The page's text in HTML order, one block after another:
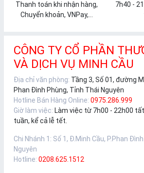
Thanh toán khi nhận hàng,
Chuyển khoản, VNPay,...
7h40 -
CÔNG TY CỔ PHẦN
VÀ DỊCH VỤ MINH CẦU
Địa chỉ văn phòng: Tầng 3, Số 01, đường
Phan Đình Phùng, Tỉnh Thái Nguyên
Hotline Bán Hàng Online: 0975.286.999
Giờ làm việc: Làm việc từ 7h00 - 22h00
tuần, kể cả lễ tết.
Chi Nhánh 1 : Số 1, Đ.Minh Cầu, P.Phan
Nguyên
Hotline: 0208.625.1512